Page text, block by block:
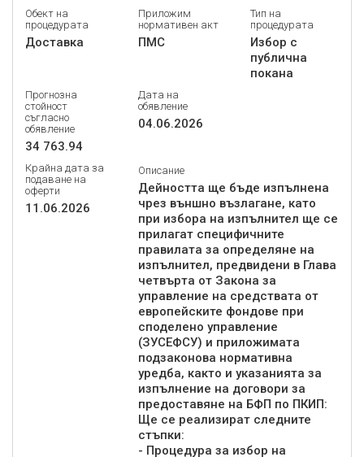
Обект на
процедурата
Доставка
Приложим
нормативен акт
ПМС
Тип на
процедурата
Избор с
публична
покана
Прогнозна
стойност
съгласно
обявление
34 763.94
Дата на
обявление
04.06.2026
Крайна дата за
подаване на
оферти
11.06.2026
Описание
Дейността ще бъде изпълнена
чрез външно възлагане, като
при избора на изпълнител ще се
прилагат специфичните
правилата за определяне на
изпълнител, предвидени в Глава
четвърта от Закона за
управление на средствата от
европейските фондове при
споделено управление
(ЗУСЕФСУ) и приложимата
подзаконова нормативна
уредба, както и указанията за
изпълнение на договори за
предоставяне на БФП по ПКИП:
Ще се реализират следните
стъпки:
- Процедура за избор на